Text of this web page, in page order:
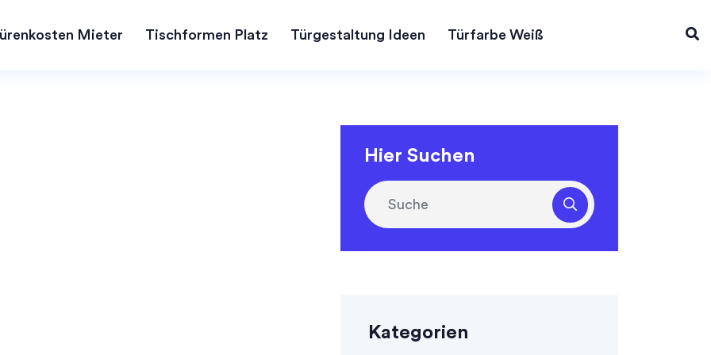
Mieter Tischformen Platz Türgestaltung Ideen Türfarbe Weiß
Hier Suchen
Kategorien